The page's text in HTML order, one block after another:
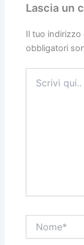
Lascia un
Il tuo indirizzo
obbligatori
qui..